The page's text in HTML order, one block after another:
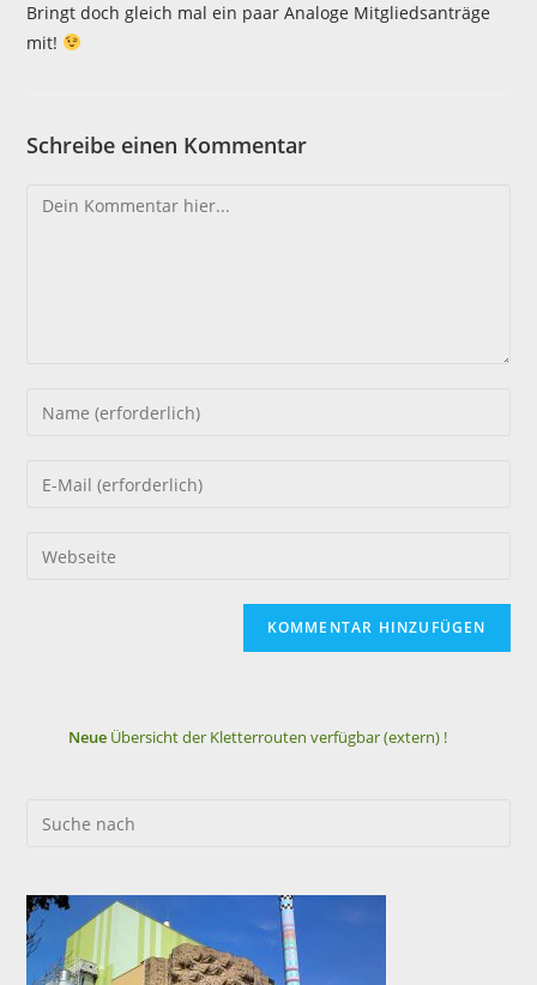
Bringt doch gleich mal ein paar Analoge Mitgliedsanträge
mit!
Schreibe einen Kommentar
NeueÜbersicht der Kletterrouten verfügbar (extern) !